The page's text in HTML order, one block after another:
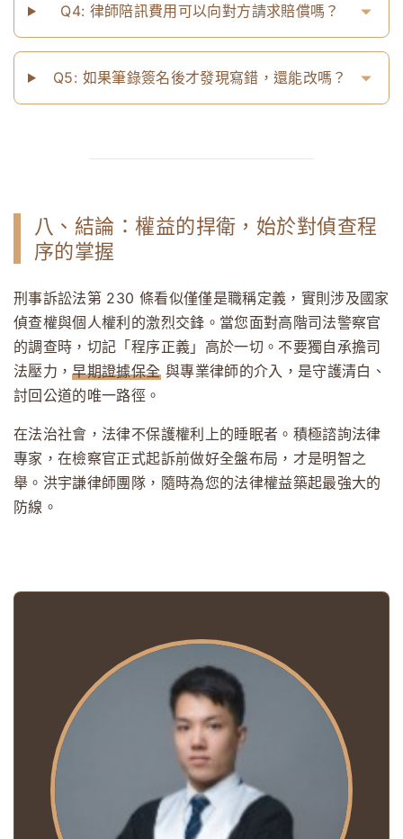
Q4: 律師陪訊費用可以向對方請求賠償嗎？
Q5: 如果筆錄簽名後才發現寫錯，還能改嗎？
八、結論：權益的捍衛，始於對偵查程
序的掌握
刑事訴訟法第 230 條看似僅僅是職稱定義，實則涉及國家
偵查權與個人權利的激烈交鋒。當您面對高階司法警察官
的調查時，切記「程序正義」高於一切。不要獨自承擔司
法壓力，早期證據保全與專業律師的介入，是守護清白、
討回公道的唯一路徑。
在法治社會，法律不保護權利上的睡眠者。積極諮詢法律
專家，在檢察官正式起訴前做好全盤布局，才是明智之
舉。洪宇謙律師團隊，隨時為您的法律權益築起最強大的
防線。